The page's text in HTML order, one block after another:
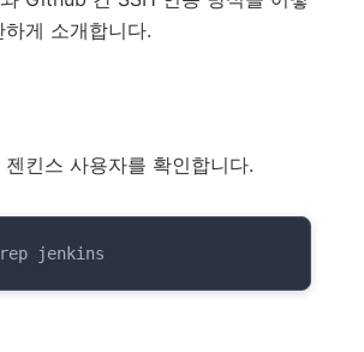
게 소개합니다.
킨스 사용자를 확인합니다.
jenkins